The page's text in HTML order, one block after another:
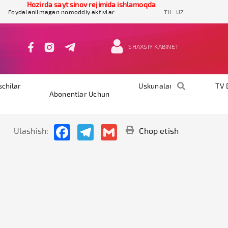
Hozirda sayt sinov rejimida ishlamoqda
Foydalanilmagan nomoddiy aktivlar TIL: UZ
SHAXSIY KABINET
Abonentlar Uchun
Uskunalar TV
Ulashish: FacebookTelegramGmail Chop etish